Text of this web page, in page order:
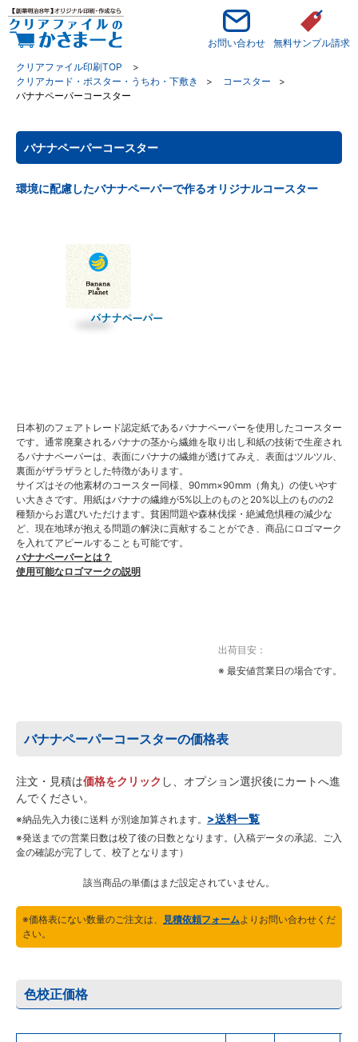
お問い合わせ
無料サンプル請求
クリアファイル印刷TOP
クリアカード・ポスター・うちわ・下敷き
コースター
バナナペーパーコースター
バナナペーパーコースター
環境に配慮したバナナペーパーで作るオリジナルコースター
日本初のフェアトレード認定紙であるバナナペーパーを使用したコースター
です。通常廃棄されるバナナの茎から繊維を取り出し和紙の技術で生産され
るバナナペーパーは、表面にバナナの繊維が透けてみえ、表面はツルツル、
裏面がザラザラとした特徴があります。
サイズはその他素材のコースター同様、90mm×90mm（角丸）の使いやす
い大きさです。用紙はバナナの繊維が5%以上のものと20%以上のものの2
種類からお選びいただけます。貧困問題や森林伐採・絶滅危惧種の減少な
ど、現在地球が抱える問題の解決に貢献することができ、商品にロゴマーク
を入れてアピールすることも可能です。
バナナペーパーとは？
使用可能なロゴマークの説明
出荷目安：
※ 最安値営業日の場合です。
バナナペーパーコースターの価格表
注文・見積は価格をクリック し、オプション選択後にカートへ進
んでください。
※納品先入力後に送料 が別途加算されます。 >送料一覧
※発送までの営業日数は校了後の日数となります。(入稿データの承認、ご入
金の確認が完了して、校了となります）
該当商品の単価はまだ設定されていません。
※価格表にない数量のご注文は、 見積依頼フォームよりお問い合わせくだ
さい。
色校正価格